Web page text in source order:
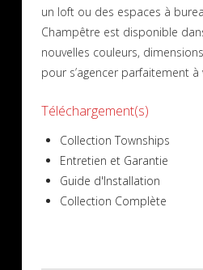
un loft ou des espaces à
Champêtre est disponible
nouvelles couleurs,
pour s’agencer parfaitement à
Téléchargement(s)
Collection Townships
Entretien et Garantie
Guide d'Installation
Collection Complète